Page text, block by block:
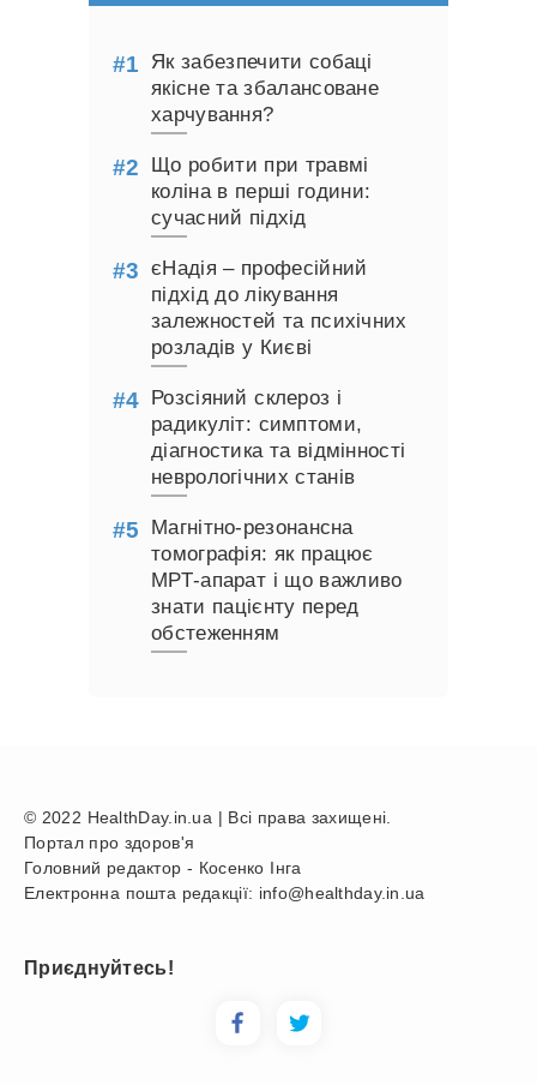
Як забезпечити собаці
якісне та збалансоване
харчування?
Що робити при травмі
коліна в перші години:
сучасний підхід
єНадія – професійний
підхід до лікування
залежностей та психічних
розладів у Києві
Розсіяний склероз і
радикуліт: симптоми,
діагностика та відмінності
неврологічних станів
Магнітно-резонансна
томографія: як працює
МРТ-апарат і що важливо
знати пацієнту перед
обстеженням
© 2022 HealthDay.in.ua | Всі права захищені.
Портал про здоров'я
Головний редактор - Косенко Інга
Електронна пошта редакції: info@healthday.in.ua
Приєднуйтесь!